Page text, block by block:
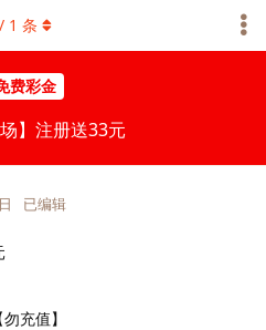
费彩金
场】注册送33元
/ 1 条
已编辑
充值】